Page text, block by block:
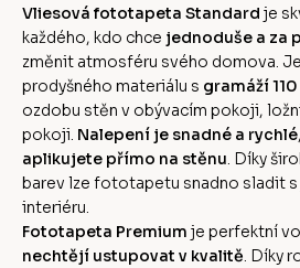
Vliesová fototapeta Standard je
každého, kdo chce jednoduše a za
změnit atmosféru svého domova.
prodyšného materiálu s gramáží
ozdobu stěn v obývacím pokoji,
pokoji. Nalepení je snadné a rychlé
aplikujete přímo na stěnu . Díky
barev lze fototapetu snadno sladit
interiéru.
Fototapeta Premium je perfektní
nechtějí ustupovat v kvalitě . Díky